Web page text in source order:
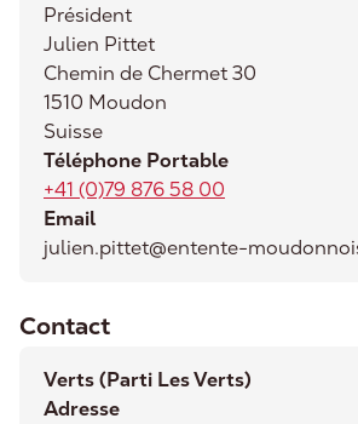
Président
Julien Pittet
Chemin de Chermet 30
1510 Moudon
Suisse
Téléphone Portable
+41 (0)79 876 58 00
Email
julien.pittet@entente-
Contact
Verts (Parti Les Verts)
Adresse